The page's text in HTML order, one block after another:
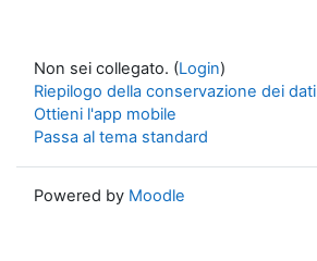
Non sei collegato. (Login)
Riepilogo della conservazione dei dati
Ottieni l'app mobile
Passa al tema standard
Powered by Moodle